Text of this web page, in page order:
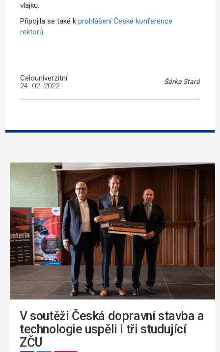
vlajku.
Připojila se také k prohlášení České konference
rektorů.
Celouniverzitní Šárka Stará
24. 02. 2022
V soutěži Česká dopravní stavba a
technologie uspěli i tři studující
ZČU